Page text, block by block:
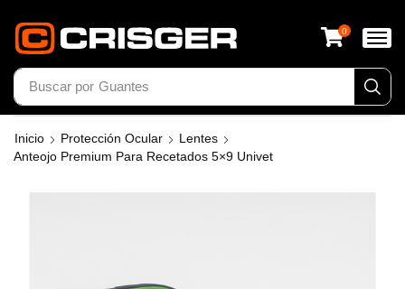
Buscar por
0
Inicio Protección Ocular
Lentes
Anteojo Premium Para Recetados 5×9 Univet